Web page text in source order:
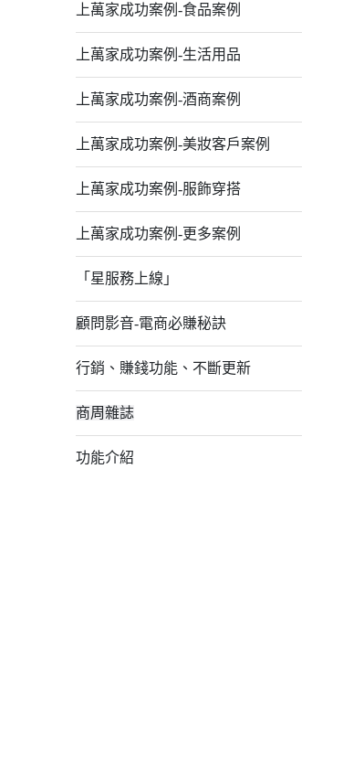
上萬家成功案例-食品案例
上萬家成功案例-生活用品
上萬家成功案例-酒商案例
上萬家成功案例-美妝客戶案例
上萬家成功案例-服飾穿搭
上萬家成功案例-更多案例
「星服務上線」
顧問影音-電商必賺秘訣
行銷、賺錢功能、不斷更新
商周雜誌
功能介紹